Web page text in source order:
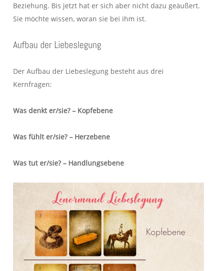
Beziehung. Bis jetzt hat er sich aber nicht dazu geäußert.
Sie möchte wissen, woran sie bei ihm ist.
Aufbau der Liebeslegung
Der Aufbau der Liebeslegung besteht aus drei
Kernfragen:
Was denkt er/sie? – Kopfebene
Was fühlt er/sie? – Herzebene
Was tut er/sie? – Handlungsebene